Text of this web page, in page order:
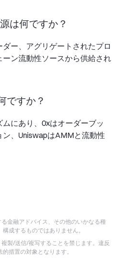
は何ですか？
ー、アグリゲートされたプロ
ーン流動性ソースから供給され
ですか？
にあり、0xはオーダーブッ
、UniswapはAMMと流動性
金融アドバイス、その他のいかなる種
成するものではありません。
製/送信/複写することを禁じます。違反
措置の対象となります。